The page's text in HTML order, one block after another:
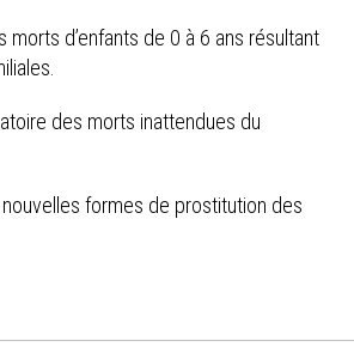
morts d’enfants de 0 à 6 ans résultant
des morts inattendues du
formes de prostitution des